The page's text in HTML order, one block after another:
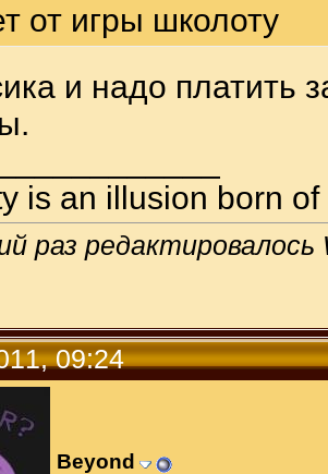
от игры школоту
и надо платить
is an illusion born
раз
09:24
Beyond